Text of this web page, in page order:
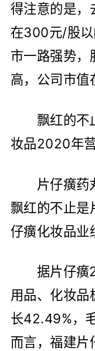
得注意的是，
在300元/股
市一路强势，
高，公司市值
飘红的不
妆品2020年
片仔癀药
飘红的不止是
仔癀化妆品业
据片仔癀
用品、化妆
长42.49%，
而言，福建片